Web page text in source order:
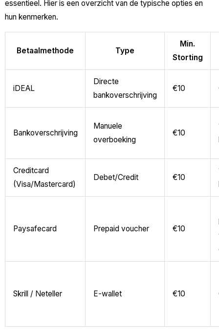
essentieel. Hier is een overzicht van de typische opties en
hun kenmerken.
Betaalmethode Type
Min.
Storting
iDEAL
Directe
bankoverschrijving
€10
Bankoverschrijving
Manuele
overboeking
€10
Creditcard
(Visa/Mastercard)
Debet/Credit €10
Paysafecard Prepaid voucher €10
Skrill / Neteller E-wallet €10